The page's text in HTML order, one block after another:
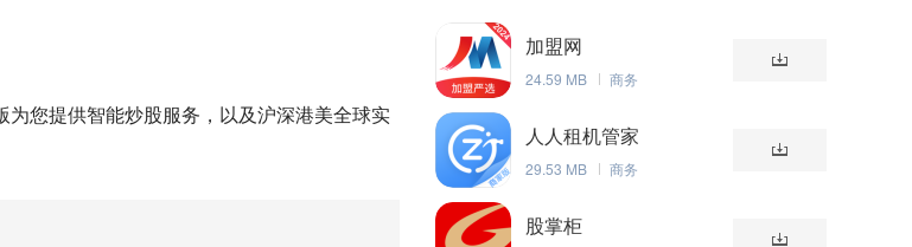
您提供智能炒股服务，以及沪深港美全球实
加盟网
24.59 MB 商务
人人租机管家
29.53 MB 商务
股掌柜